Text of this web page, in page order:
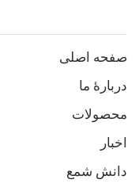
صفحه اصلی
دربارهٔ ما
محصولات
اخبار
دانش شمع